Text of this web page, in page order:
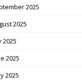
2025
2025
2025
2025
2025